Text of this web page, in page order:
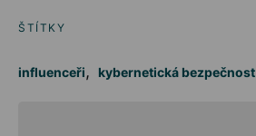
ŠTÍTKY
influenceři, kybernetická bezpečnost